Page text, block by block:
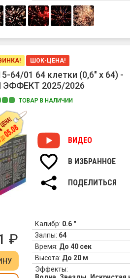
ШОК-ЦЕНА!
64/01 64 клетки (0,6" х 64) -
2025/2026
ТОВАР В НАЛИЧИИ
ВИДЕО
В ИЗБРАННОЕ
ПОДЕЛИТЬСЯ
₽
Калибр: 0.6 "
Залпы: 64
Время: До 40 сек
Высота: До 20 м
Эффекты: